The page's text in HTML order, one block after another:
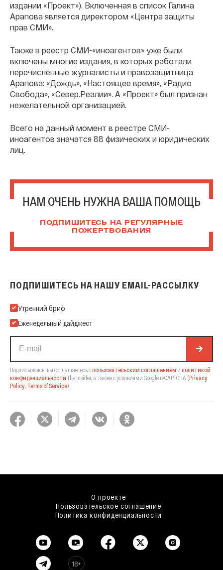
издании «Проект»). Включенная в список Галина
Арапова является директором «Центра защиты
прав СМИ».
Также в реестр СМИ-«иноагентов» уже были
включены многие издания, в которых работали
перечисленные журналисты и правозащитница
Арапова: «Дождь», «Настоящее время», «Радио
Свобода», «Север.Реалии». А «Проект» был признан
нежелательной организацией.
Всего на данный момент в реестре СМИ-
иноагентов значатся 88 физических и юридических
лиц.
НАМ ОЧЕНЬ НУЖНА ВАША ПОМОЩЬ
ПОДПИШИТЕСЬ НА РЕГУЛЯРНЫЕ
ПОЖЕРТВОВАНИЯ
ПОДПИШИТЕСЬ НА НАШУ EMAIL-РАССЫЛКУ
Подпишитесь на нашу Email-рассылку
Утренний бриф
Еженедельный дайджест
Подписываясь, вы соглашаетесь спользовательским соглашением и политикой
конфиденциальности The Insider, а также с условиями Google reCAPTCHA (Privacy
Policy, Terms of Service).
О проекте
Пользовательское соглашение
Политика конфиденциальности
18+